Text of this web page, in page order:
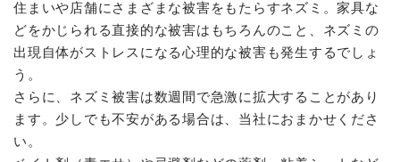
住まいや店舗にさまざまな被害をもたらすネズミ。家具な
どをかじられる直接的な被害はもちろんのこと、ネズミの
出現自体がストレスになる心理的な被害も発生するでしょ
う。
さらに、ネズミ被害は数週間で急激に拡大することがあり
ます。少しでも不安がある場合は、当社におまかせくださ
い。